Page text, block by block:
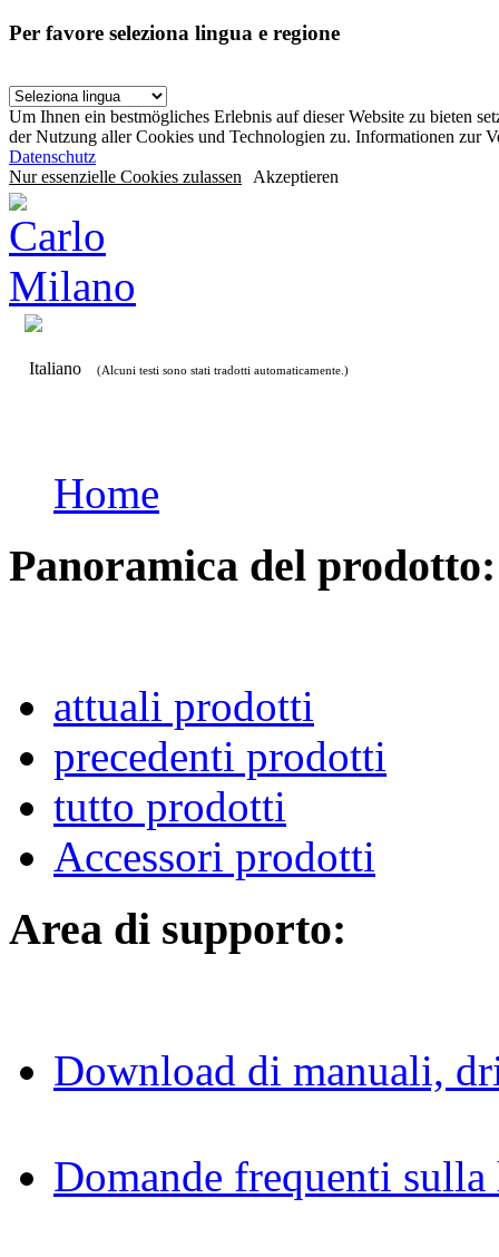
Per favore seleziona lingua e regione
Um Ihnen ein bestmögliches Erlebnis auf dieser Website zu bieten
der Nutzung aller Cookies und Technologien zu. Informationen zur
Datenschutz
Nur essenzielle Cookies zulassen Akzeptieren
Italiano (Alcuni testi sono stati tradotti automaticamente.)
Home
Panoramica del prodotto:
attuali prodotti
precedenti prodotti
tutto prodotti
Accessori prodotti
Area di supporto:
Download di manuali,
Domande frequenti